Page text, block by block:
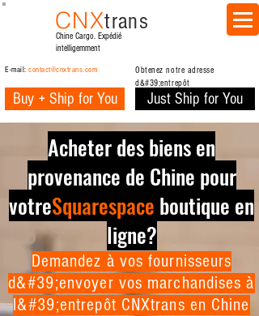
CNXtrans
Chine Cargo. Expédié
intelligemment
E-mail: contact@cnxtrans.com
Buy + Ship for You
Obtenez notre adresse
d&#39;entrepôt
Just Ship for You
Acheter des biens en
provenance de Chine pour
votreSquarespace boutique en
ligne?
Demandez à vos fournisseurs
d&#39;envoyer vos marchandises à
l&#39;entrepôt CNXtrans en Chine